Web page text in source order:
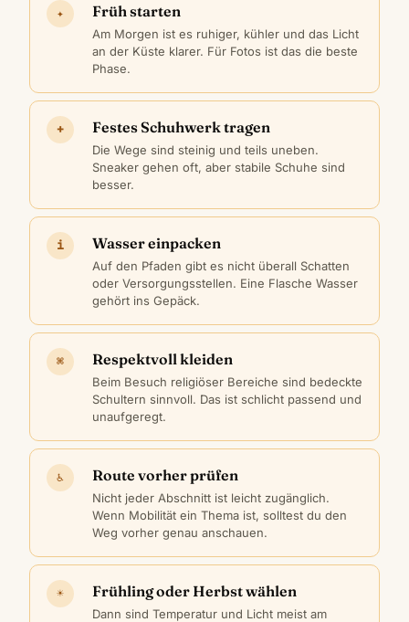
✦ Früh starten
Am Morgen ist es ruhiger, kühler und das Licht
an der Küste klarer. Für Fotos ist das die beste
Phase.
+ Festes Schuhwerk tragen
Die Wege sind steinig und teils uneben.
Sneaker gehen oft, aber stabile Schuhe sind
besser.
i Wasser einpacken
Auf den Pfaden gibt es nicht überall Schatten
oder Versorgungsstellen. Eine Flasche Wasser
gehört ins Gepäck.
⌘ Respektvoll kleiden
Beim Besuch religiöser Bereiche sind bedeckte
Schultern sinnvoll. Das ist schlicht passend und
unaufgeregt.
♿ Route vorher prüfen
Nicht jeder Abschnitt ist leicht zugänglich.
Wenn Mobilität ein Thema ist, solltest du den
Weg vorher genau anschauen.
☀ Frühling oder Herbst wählen
Dann sind Temperatur und Licht meist am